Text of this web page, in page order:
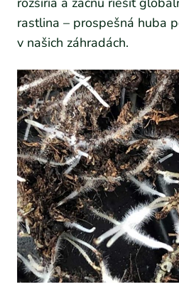
rastlina – prospešná huba
v našich záhradách.